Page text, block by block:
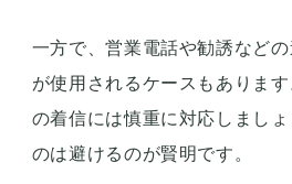
一方で、営業電話や勧誘など
が使用されるケースもありま
の着信には慎重に対応しまし
のは避けるのが賢明です。